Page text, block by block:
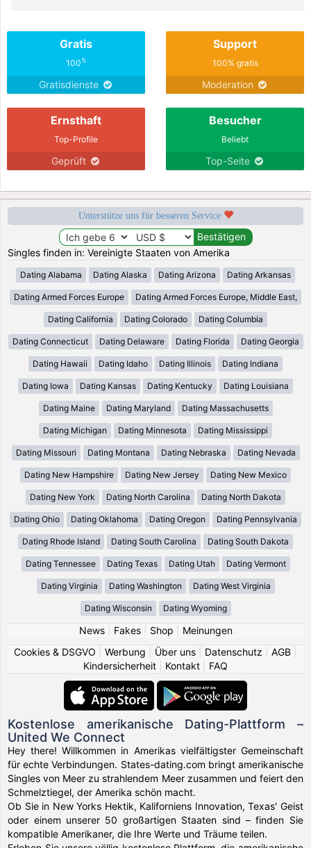
Gratis
100%
Gratisdienste
Support
100% gratis
Moderation
Ernsthaft
Top-Profile
Geprüft
Besucher
Beliebt
Top-Seite
Unterstütze uns für besseren Service
Singles finden in: Vereinigte Staaten von Amerika
Dating Alabama Dating Alaska Dating Arizona Dating Arkansas
Dating Armed Forces Europe Dating Armed Forces Europe, Middle East,
Dating California Dating Colorado Dating Columbia
Dating Connecticut Dating Delaware Dating Florida Dating Georgia
Dating Hawaii Dating Idaho Dating Illinois Dating Indiana
Dating Iowa Dating Kansas Dating Kentucky Dating Louisiana
Dating Maine Dating Maryland Dating Massachusetts
Dating Michigan Dating Minnesota Dating Mississippi
Dating Missouri Dating Montana Dating Nebraska Dating Nevada
Dating New Hampshire Dating New Jersey Dating New Mexico
Dating New York Dating North Carolina Dating North Dakota
Dating Ohio Dating Oklahoma Dating Oregon Dating Pennsylvania
Dating Rhode Island Dating South Carolina Dating South Dakota
Dating Tennessee Dating Texas Dating Utah Dating Vermont
Dating Virginia Dating Washington Dating West Virginia
Dating Wisconsin Dating Wyoming
News| Fakes| Shop
Meinungen
Cookies & DSGVO
Werbung Über uns Datenschutz AGB
Kindersicherheit
Kontakt FAQ
Kostenlose amerikanische Dating-Plattform –
United We Connect
Hey there! Willkommen in Amerikas vielfältigster Gemeinschaft
für echte Verbindungen. States-dating.com bringt amerikanische
Singles von Meer zu strahlendem Meer zusammen und feiert den
Schmelztiegel, der Amerika schön macht.
Ob Sie in New Yorks Hektik, Kaliforniens Innovation, Texas' Geist
oder einem unserer 50 großartigen Staaten sind – finden Sie
kompatible Amerikaner, die Ihre Werte und Träume teilen.